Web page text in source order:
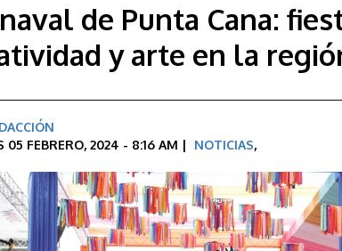
de Punta Cana:
y arte en la
05 FEBRERO, 2024 - 8:16 AM | NOTICIAS,